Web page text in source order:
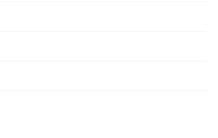
des NFTs, et bien plus encore.
Shiba Inu "Floki".
ou sur diverses plateformes de trading doivent être